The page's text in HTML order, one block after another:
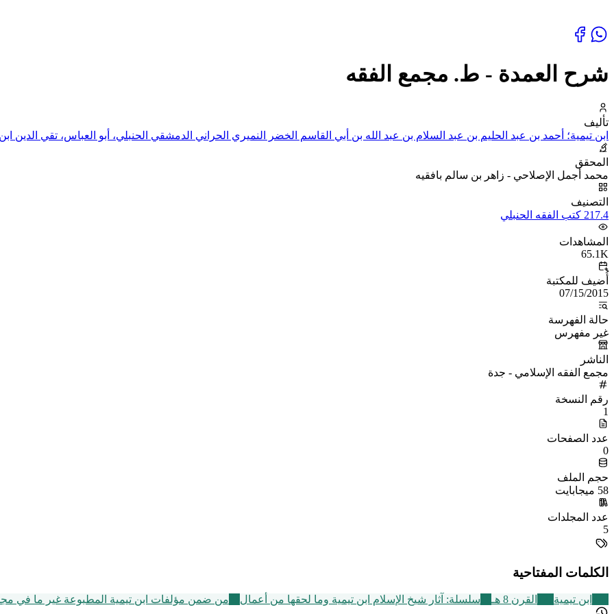
شرح العمدة - ط. مجمع الفقه
تأليف
ابن تيمية؛ أحمد بن عبد الحليم بن عبد السلام بن عبد الله بن أبي القاسم الخضر النميري الحراني الدمشقي الحنبلي، أبو العباس، تقي الدين
المحقق
محمد أجمل الإصلاحي - زاهر بن سالم بافقيه
التصنيف
217.4 كتب الفقه الحنبلي
المشاهدات
65.1K
أُضيف للمكتبة
07/15/2015
حالة الفهرسة
غير مفهرس
الناشر
مجمع الفقه الإسلامي - جدة
رقم النسخة
1
عدد الصفحات
0
حجم الملف
58 ميجابايت
عدد المجلدات
5
الكلمات المفتاحية
ابن تيمية القرن 8 هـ سلسلة: آثار شيخ الإسلام ابن تيمية وما لحقها من أعمال من ضمن مؤلفات ابن تيمية المطبوعة غير ما في